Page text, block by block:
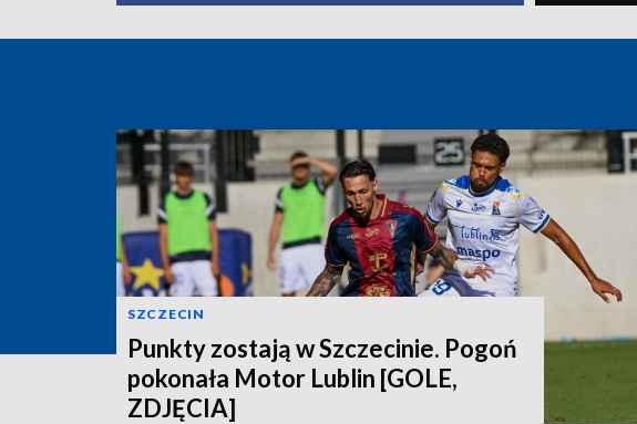
SZCZECIN
Punkty zostają w Szczecinie. Pogoń
pokonała Motor Lublin [GOLE,
ZDJĘCIA]